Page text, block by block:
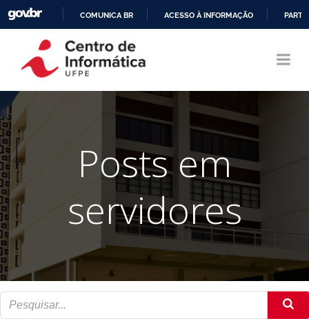
CONTEÚDO
COMUNICA BR ACESSO À INFORMAÇÃO
Posts em
servidores